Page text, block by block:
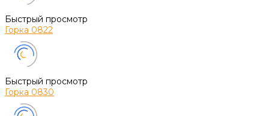
Быстрый просмотр
Горка 0822
Быстрый просмотр
Горка 0830